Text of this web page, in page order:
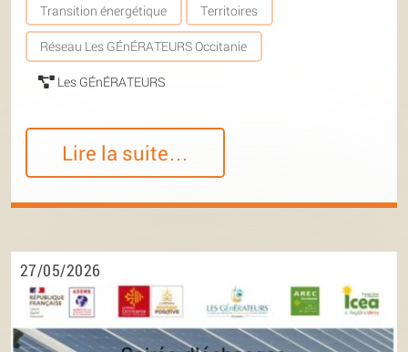
Transition énergétique Territoires
Réseau Les GÉnÉRATEURS Occitanie
Les GÉnÉRATEURS
Lire la suite…
27/05/2026